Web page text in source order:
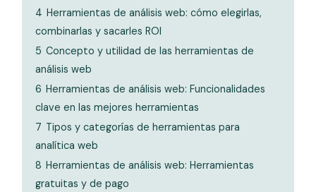
4 Herramientas de análisis web: cómo elegirlas,
combinarlas y sacarles ROI
5 Concepto y utilidad de las herramientas de
análisis web
6 Herramientas de análisis web: Funcionalidades
clave en las mejores herramientas
7 Tipos y categorías de herramientas para
analítica web
8 Herramientas de análisis web: Herramientas
gratuitas y de pago